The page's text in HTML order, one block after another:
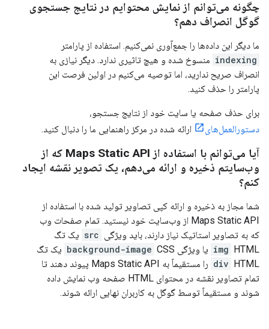
چگونه می‌توانم از نمایش محتوایم در نتایج جستجوی
گوگل انصراف دهم؟
ما دیگر این داده‌ها را جمع‌آوری نمی‌کنیم. استفاده از پارامتر
indexing منسوخ شده و هیچ تاثیری ندارد. دیگر نیازی به
انصراف صریح ندارید، اما توصیه می‌کنیم در اولین فرصت این
پارامتر را حذف کنید.
برای حذف صفحه یا سایت خود از نتایج جستجو،
دستورالعمل‌های
ارائه شده در مرکز راهنمایی ما را دنبال کنید.
آیا می‌توانم با استفاده از Maps Static API که از
وب‌سایتم ذخیره و ارائه می‌دهم، یک تصویر نقشه ایجاد
کنم؟
شما مجاز به ذخیره و ارائه کپی تصاویر تولید شده با استفاده از
Maps Static API از وب‌سایت خود نیستید. تمام صفحات وب
که به تصاویر استاتیک نیاز دارند، باید ویژگی src یک تگ
img HTML یا ویژگی background-image CSS یک تگ
div
HTML را مستقیماً به Maps Static API پیوند دهند تا
تمام تصاویر نقشه در محتوای HTML صفحه وب نمایش داده
شوند و مستقیماً توسط گوگل به کاربران نهایی ارائه شوند.